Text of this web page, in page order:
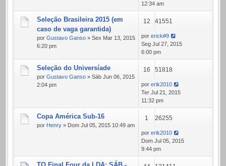
12:34 am
Seleção Brasileira 2015 (em
caso de vaga garantida)
por Gustavo Ganso » Sex Mar 13, 2015
6:20 pm
12 41551
por erick#9
Seg Jul 27, 2015
6:00 pm
Seleção do Universíade
por Gustavo Ganso » Sáb Jun 06, 2015
2:04 pm
16 51818
por erik2010
Ter Jul 21, 2015
11:32 pm
Copa América Sub-16
por Henry » Dom Jul 05, 2015 10:49 am
1 26255
por erik2010
Dom Jul 05, 2015
9:44 pm